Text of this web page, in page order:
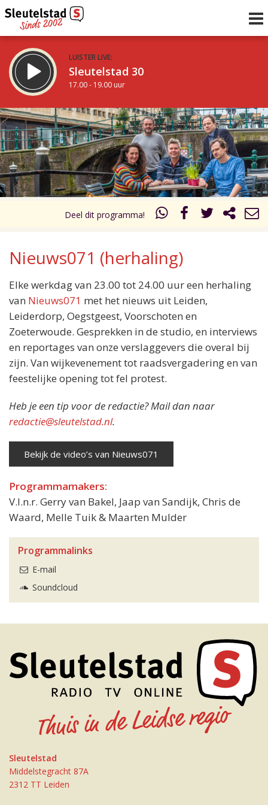
LUISTER LIVE:
Sleutelstad 30
17.00 - 19.00 uur
STRAKS:
De avond van Sleutelstad
19.00 - 0.00 uur
Vorig uur
uur 1 van 0 Volgend uur
Inklappen
Deel dit programma!
Nieuws071 (herhaling)
Elke werkdag van 23.00 tot 24.00 uur een herhaling
van Nieuws071 met het nieuws uit Leiden,
Leiderdorp, Oegstgeest, Voorschoten en
Zoeterwoude. Gesprekken in de studio, en interviews
en reportages van onze verslaggevers die overal bij
zijn. Van wijkevenement tot raadsvergadering en van
feestelijke opening tot fel protest.
Heb je een tip voor de redactie? Mail dan naar
redactie@sleutelstad.nl.
Bekijk de video’s van Nieuws071
Programmamakers:
V.l.n.r. Gerry van Bakel, Jaap van Sandijk, Chris de
Waard, Melle Tuik & Maarten Mulder
Programmalinks
E-mail
Soundcloud
Sleutelstad
Middelstegracht 87A
2312 TT Leiden